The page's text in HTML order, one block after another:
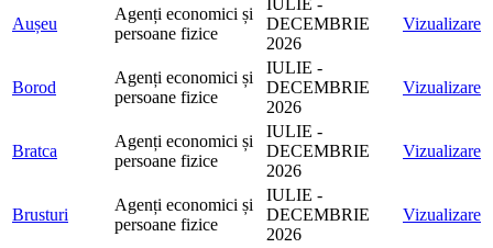
Aușeu
Agenți economici și
persoane fizice
IULIE -
DECEMBRIE
2026
Vizualizare
Borod
Agenți economici și
persoane fizice
IULIE -
DECEMBRIE
2026
Vizualizare
Bratca
Agenți economici și
persoane fizice
IULIE -
DECEMBRIE
2026
Vizualizare
Brusturi
Agenți economici și
persoane fizice
IULIE -
DECEMBRIE
2026
Vizualizare